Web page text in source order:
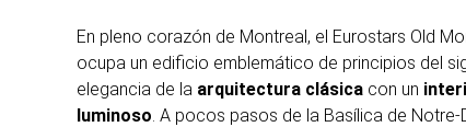
En pleno corazón de Montreal, el Eurostars Old
ocupa un edificio emblemático de principios del
elegancia de la arquitectura clásica con un
luminoso. A pocos pasos de la Basílica de